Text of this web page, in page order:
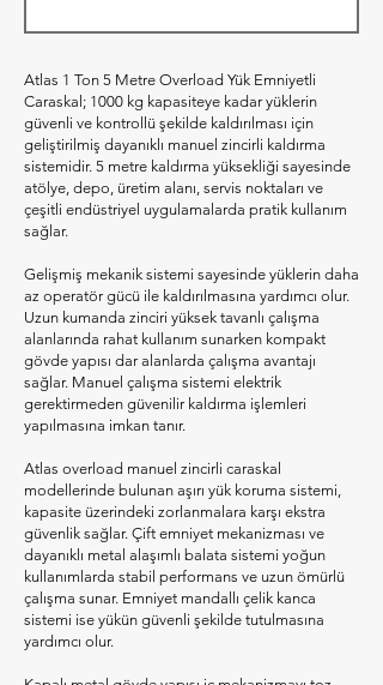
Atlas 1 Ton 5 Metre Overload Yük Emniyetli
Caraskal; 1000 kg kapasiteye kadar yüklerin
güvenli ve kontrollü şekilde kaldırılması için
geliştirilmiş dayanıklı manuel zincirli kaldırma
sistemidir. 5 metre kaldırma yüksekliği sayesinde
atölye, depo, üretim alanı, servis noktaları ve
çeşitli endüstriyel uygulamalarda pratik kullanım
sağlar.
Gelişmiş mekanik sistemi sayesinde yüklerin daha
az operatör gücü ile kaldırılmasına yardımcı olur.
Uzun kumanda zinciri yüksek tavanlı çalışma
alanlarında rahat kullanım sunarken kompakt
gövde yapısı dar alanlarda çalışma avantajı
sağlar. Manuel çalışma sistemi elektrik
gerektirmeden güvenilir kaldırma işlemleri
yapılmasına imkan tanır.
Atlas overload manuel zincirli caraskal
modellerinde bulunan aşırı yük koruma sistemi,
kapasite üzerindeki zorlanmalara karşı ekstra
güvenlik sağlar. Çift emniyet mekanizması ve
dayanıklı metal alaşımlı balata sistemi yoğun
kullanımlarda stabil performans ve uzun ömürlü
çalışma sunar. Emniyet mandallı çelik kanca
sistemi ise yükün güvenli şekilde tutulmasına
yardımcı olur.